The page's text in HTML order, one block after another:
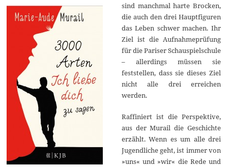
sind manchmal harte Brocken,
die auch den drei Hauptfiguren
das Leben schwer machen. Ihr
Ziel ist die Aufnahmeprüfung
für die Pariser Schauspielschule
– allerdings müssen sie
feststellen, dass sie dieses Ziel
nicht alle drei erreichen
werden.
Raffiniert ist die Perspektive,
aus der Murail die Geschichte
erzählt. Wenn es um alle drei
Jugendliche geht, ist immer von
»uns« und »wir« die Rede und